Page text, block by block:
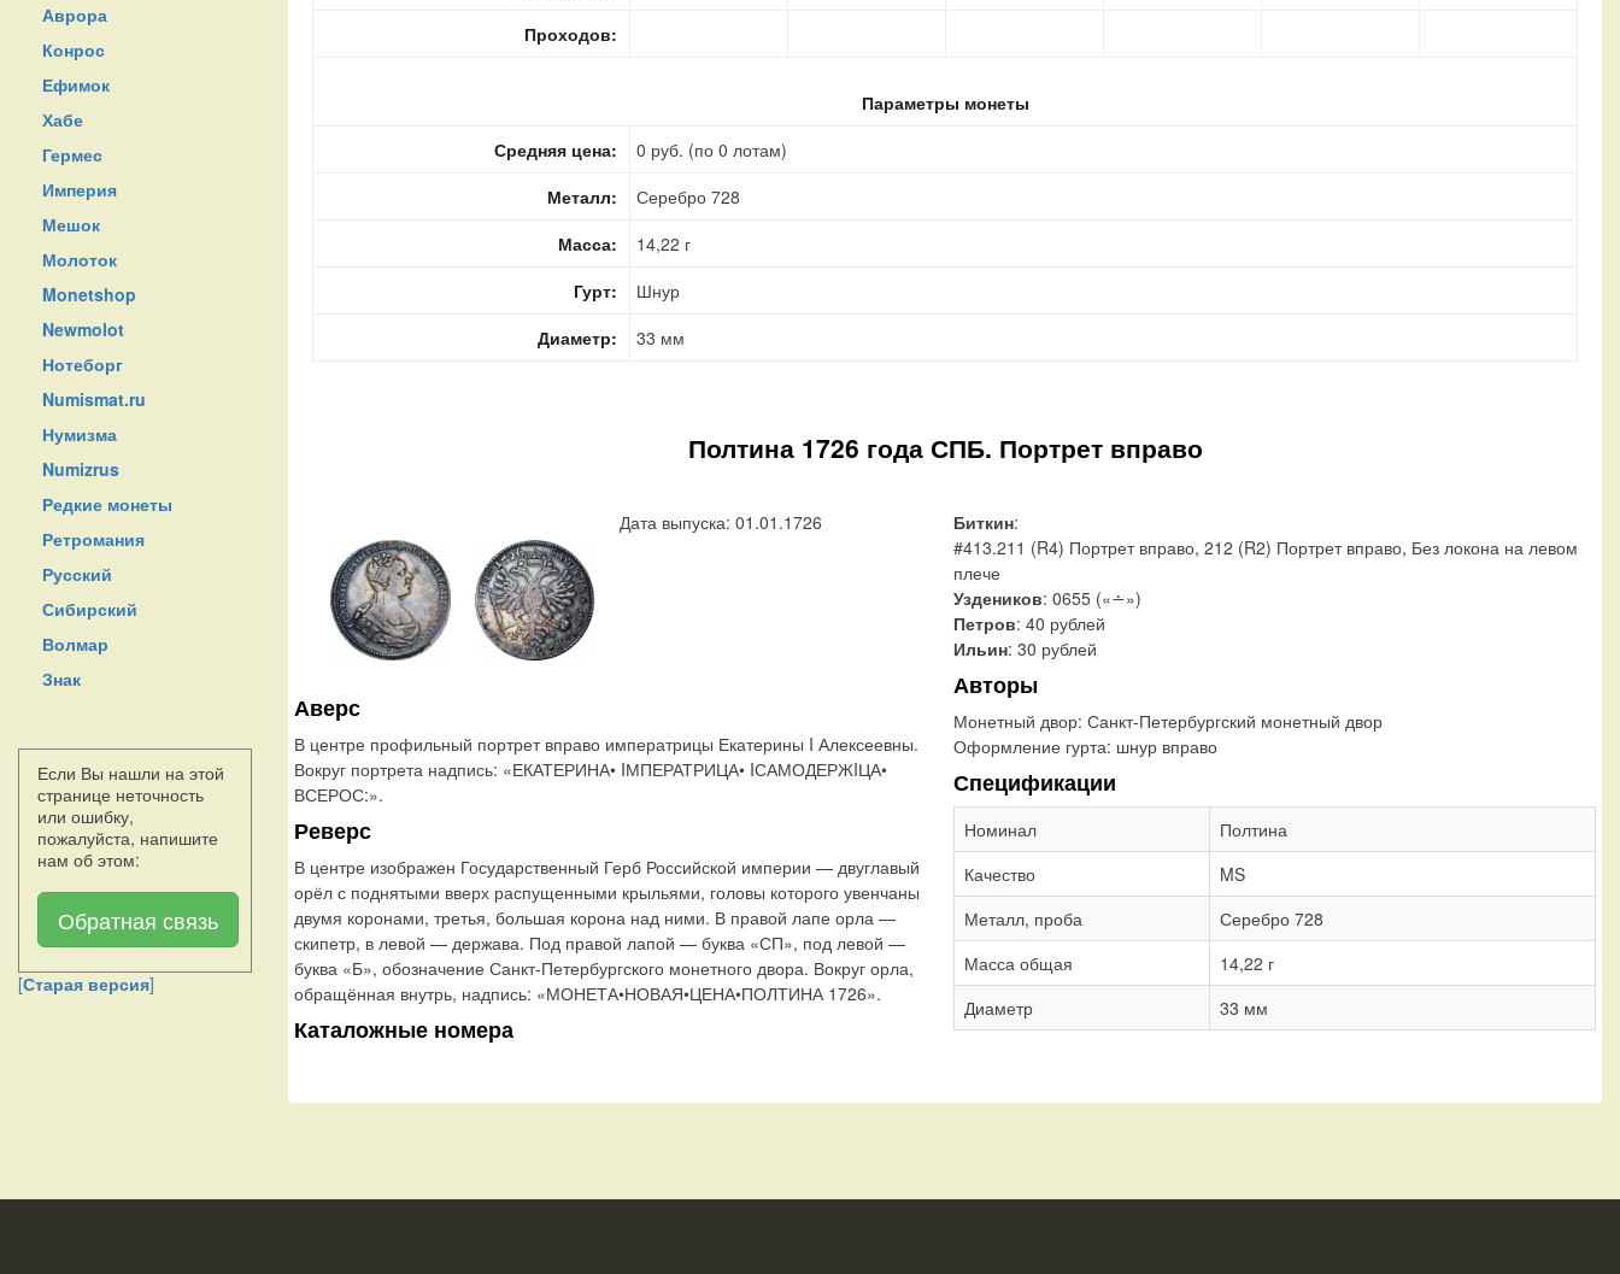
Аврора
Конрос
Ефимок
Хабе
Гермес
Империя
Мешок
Молоток
Monetshop
Newmolot
Нотеборг
Numismat.ru
Нумизма
Numizrus
Редкие монеты
Ретромания
Русский
Сибирский
Волмар
Знак
Если Вы нашли на этой
странице неточность
или ошибку,
пожалуйста, напишите
нам об этом:
Обратная связь
[Старая версия]
Проходов:
Параметры монеты
Средняя цена:
0 руб. (по 0 лотам)
Металл:
Серебро 728
Масса:
14,22 г
Гурт:
Шнур
Диаметр:
33 мм
Полтина 1726 года СПБ. Портрет вправо
Дата выпуска: 01.01.1726
Аверс
В центре профильный портрет вправо императрицы Екатерины I Алексеевны.
Вокруг портрета надпись: «ЕКАТЕРИНА• IМПЕРАТРИЦА• IСАМОДЕРЖIЦА•
ВСЕРОС:».
Реверс
В центре изображен Государственный Герб Российской империи — двуглавый
орёл с поднятыми вверх распущенными крыльями, головы которого увенчаны
двумя коронами, третья, большая корона над ними. В правой лапе орла —
скипетр, в левой — держава. Под правой лапой — буква «СП», под левой —
буква «Б», обозначение Санкт-Петербургского монетного двора. Вокруг орла,
обращённая внутрь, надпись: «МОНЕТА•НОВАЯ•ЦЕНА•ПОЛТИНА 1726».
Каталожные номера
Биткин:
#413.211 (R4) Портрет вправо, 212 (R2) Портрет вправо, Без локона на левом
плече
Уздеников: 0655 («∸»)
Петров: 40 рублей
Ильин: 30 рублей
Авторы
Монетный двор: Санкт-Петербургский монетный двор
Оформление гурта: шнур вправо
Спецификации
Номинал
Полтина
Качество
MS
Металл, проба
Серебро 728
Масса общая
14,22 г
Диаметр
33 мм